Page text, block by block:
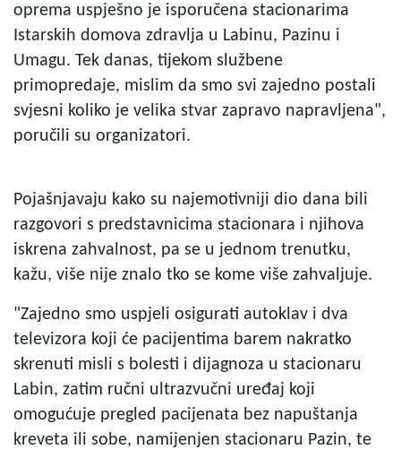
oprema uspješno je isporučena stacionarima
Istarskih domova zdravlja u Labinu, Pazinu i
Umagu. Tek danas, tijekom službene
primopredaje, mislim da smo svi zajedno postali
svjesni koliko je velika stvar zapravo napravljena",
poručili su organizatori.
Pojašnjavaju kako su najemotivniji dio dana bili
razgovori s predstavnicima stacionara i njihova
iskrena zahvalnost, pa se u jednom trenutku,
kažu, više nije znalo tko se kome više zahvaljuje.
"Zajedno smo uspjeli osigurati autoklav i dva
televizora koji će pacijentima barem nakratko
skrenuti misli s bolesti i dijagnoza u stacionaru
Labin, zatim ručni ultrazvučni uređaj koji
omogućuje pregled pacijenata bez napuštanja
kreveta ili sobe, namijenjen stacionaru Pazin, te